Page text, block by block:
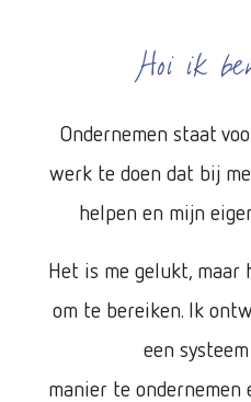
Hoi ik
Ondernemen staat
werk te doen dat bij
helpen en mijn
Het is me gelukt, maar
om te bereiken. Ik
een
manier te ondernemen